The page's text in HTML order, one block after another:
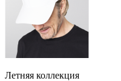
Летняя коллекция